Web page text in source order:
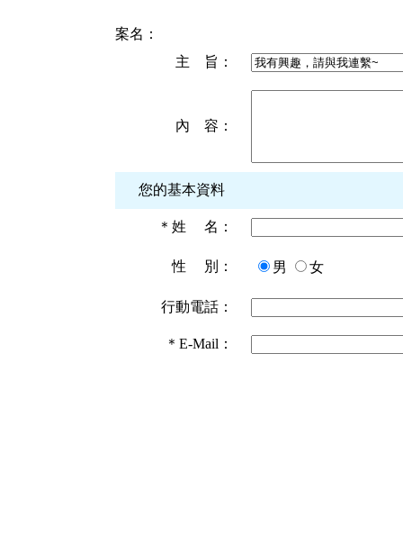
案名：
主 旨：
內 容：
您的基本資料
＊ 姓 名：
性 別： 男 女
行動電話：
＊ E-Mail：